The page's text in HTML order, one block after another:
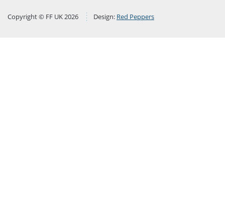
Copyright © FF UK 2026 Design: Red Peppers